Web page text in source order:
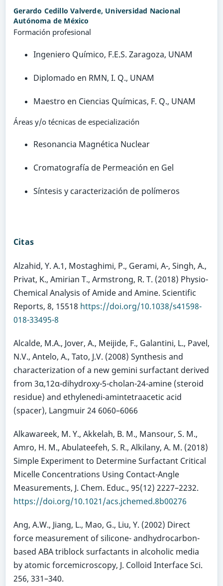
Gerardo Cedillo Valverde, Universidad Nacional
Autónoma de México
Formación profesional
Ingeniero Químico, F.E.S. Zaragoza, UNAM
Diplomado en RMN, I. Q., UNAM
Maestro en Ciencias Químicas, F. Q., UNAM
Áreas y/o técnicas de especialización
Resonancia Magnética Nuclear
Cromatografía de Permeación en Gel
Síntesis y caracterización de polímeros
Citas
Alzahid, Y. A.1, Mostaghimi, P., Gerami, A-, Singh, A.,
Privat, K., Amirian T., Armstrong, R. T. (2018) Physio-
Chemical Analysis of Amide and Amine. Scientific
Reports, 8, 15518 https://doi.org/10.1038/s41598-
018-33495-8
Alcalde, M.A., Jover, A., Meijide, F., Galantini, L., Pavel,
N.V., Antelo, A., Tato, J.V. (2008) Synthesis and
characterization of a new gemini surfactant derived
from 3α,12α-dihydroxy-5-cholan-24-amine (steroid
residue) and ethylenedi-amintetraacetic acid
(spacer), Langmuir 24 6060–6066
Alkawareek, M. Y., Akkelah, B. M., Mansour, S. M.,
Amro, H. M., Abulateefeh, S. R., Alkilany, A. M. (2018)
Simple Experiment to Determine Surfactant Critical
Micelle Concentrations Using Contact-Angle
Measurements, J. Chem. Educ., 95(12) 2227–2232.
https://doi.org/10.1021/acs.jchemed.8b00276
Ang, A.W., Jiang, L., Mao, G., Liu, Y. (2002) Direct
force measurement of silicone- andhydrocarbon-
based ABA triblock surfactants in alcoholic media
by atomic forcemicroscopy, J. Colloid Interface Sci.
256, 331–340.